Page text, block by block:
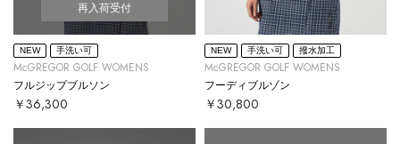
再入荷受付
NEW 手洗い可
McGREGOR GOLF WOMENS
フルジップブルソン
￥36,300
NEW 手洗い可 撥水加工
McGREGOR GOLF WOMENS
フーディブルゾン
￥30,800